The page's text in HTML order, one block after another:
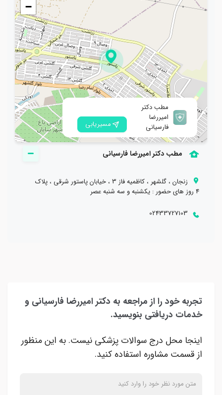
−
مطب دکتر
امیررضا
فارسیانی
مسیریابی
مطب دکتر امیررضا فارسیانی
زنجان ، گلشهر ، کاظمیه فاز 3 ، خیابان پاستور شرقی ، پلاک
4 روز های حضور : یکشنبه و سه شنبه عصر
02433727103
تجربه خود را از مراجعه به دکتر امیررضا فارسیانی و
خدمات دریافتی بنویسید.
اینجا محل درج سوالات پزشکی نیست. به این منظور
از قسمت مشاوره استفاده کنید.